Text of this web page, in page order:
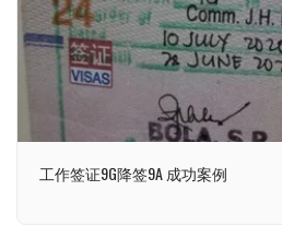
工作签证9G降签9A 成功案例